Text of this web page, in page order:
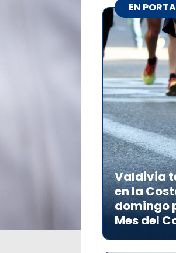
EN
Valdivia
en la
domingo
Mes del